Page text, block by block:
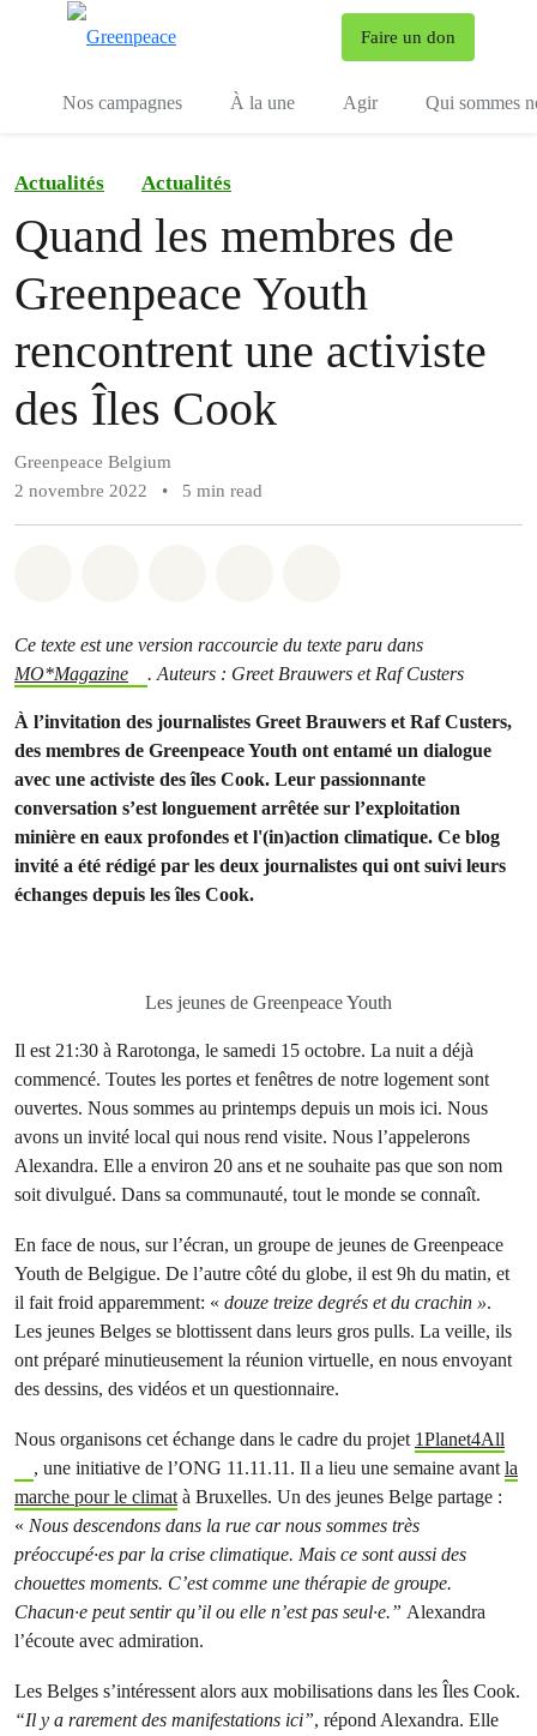
Faire un don
Nos campagnes À la une Agir Qui sommes
Actualités Actualités
Quand les membres de
Greenpeace Youth
rencontrent une activiste
des Îles Cook
Greenpeace Belgium
2 novembre 2022
• 5 min read
Ce texte est une version raccourcie du texte paru dans
MO*Magazine
. Auteurs : Greet Brauwers et Raf Custers
À l’invitation des journalistes Greet Brauwers et Raf Custers,
des membres de Greenpeace Youth ont entamé un dialogue
avec une activiste des îles Cook. Leur passionnante
conversation s’est longuement arrêtée sur l’exploitation
minière en eaux profondes et l'(in)action climatique. Ce blog
invité a été rédigé par les deux journalistes qui ont suivi leurs
échanges depuis les îles Cook.
Les jeunes de Greenpeace Youth
Il est 21:30 à Rarotonga, le samedi 15 octobre. La nuit a déjà
commencé. Toutes les portes et fenêtres de notre logement sont
ouvertes. Nous sommes au printemps depuis un mois ici. Nous
avons un invité local qui nous rend visite. Nous l’appelerons
Alexandra. Elle a environ 20 ans et ne souhaite pas que son nom
soit divulgué. Dans sa communauté, tout le monde se connaît.
En face de nous, sur l’écran, un groupe de jeunes de Greenpeace
Youth de Belgigue. De l’autre côté du globe, il est 9h du matin, et
il fait froid apparemment: « douze treize degrés et du crachin ».
Les jeunes Belges se blottissent dans leurs gros pulls. La veille, ils
ont préparé minutieusement la réunion virtuelle, en nous envoyant
des dessins, des vidéos et un questionnaire.
Nous organisons cet échange dans le cadre du projet 1Planet4All
, une initiative de l’ONG 11.11.11. Il a lieu une semaine avantla
marche pour le climatà Bruxelles. Un des jeunes Belge partage :
« Nous descendons dans la rue car nous sommes très
préoccupé·es par la crise climatique. Mais ce sont aussi des
chouettes moments. C’est comme une thérapie de groupe.
Chacun·e peut sentir qu’il ou elle n’est pas seul·e.” Alexandra
l’écoute avec admiration.
Les Belges s’intéressent alors aux mobilisations dans les Îles Cook.
“Il y a rarement des manifestations ici”, répond Alexandra. Elle